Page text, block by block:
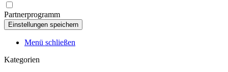
Partnerprogramm
Menü schließen
Kategorien